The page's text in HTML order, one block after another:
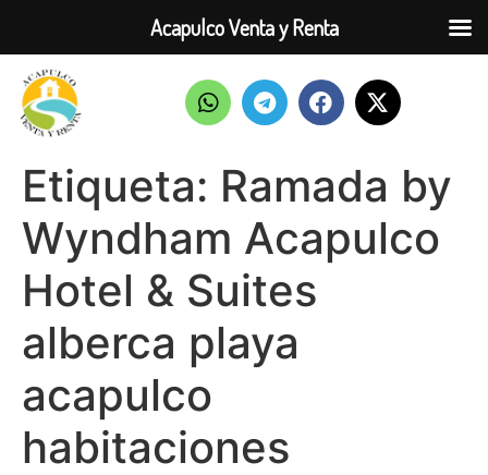
Etiqueta: Ramada by
Wyndham Acapulco
Hotel & Suites
alberca playa
acapulco
habitaciones
Acapulco Venta y Renta